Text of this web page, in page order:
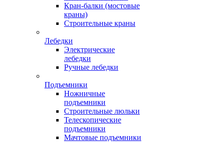
Кран-балки (мостовые
краны)
Строительные краны
Лебедки
Электрические
лебедки
Ручные лебедки
Подъемники
Ножничные
подъемники
Строительные люльки
Телескопические
подъемники
Мачтовые подъемники